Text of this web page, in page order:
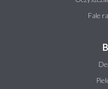
Fale